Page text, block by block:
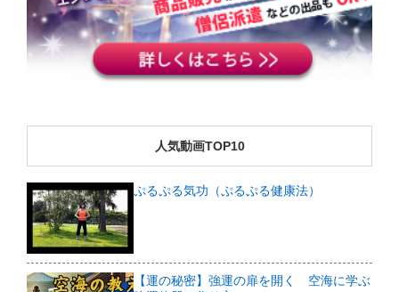
人気動画TOP10
ぷるぷる気功（ぷるぷる健康法）
【運の秘密】強運の扉を開く 空海に学ぶ